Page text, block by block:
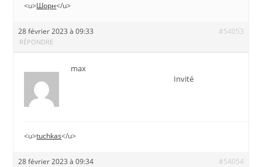
<u>Шорн</u>
28 février 2023 à 09:33 #54053
RÉPONDRE
max
Invité
<u>tuchkas</u>
28 février 2023 à 09:34 #54054